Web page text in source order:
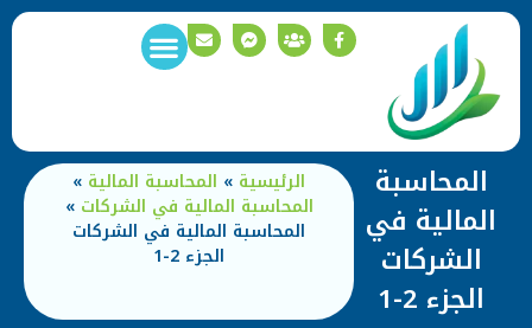
المحاسبة
المالية في
الشركات
الجزء 2-1
الرئيسية » المحاسبة المالية »
المحاسبة المالية في الشركات »
المحاسبة المالية في الشركات
الجزء 2-1